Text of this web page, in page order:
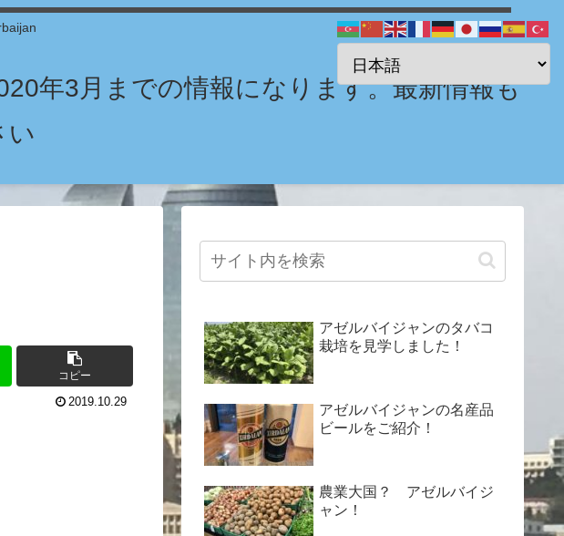
年3月までの情報になります。最新情報も
い
コピー
2019.10.29
アゼルバイジャンのタバコ
栽培を見学しました！
アゼルバイジャンの名産品
ビールをご紹介！
農業大国？ アゼルバイジ
ャン！